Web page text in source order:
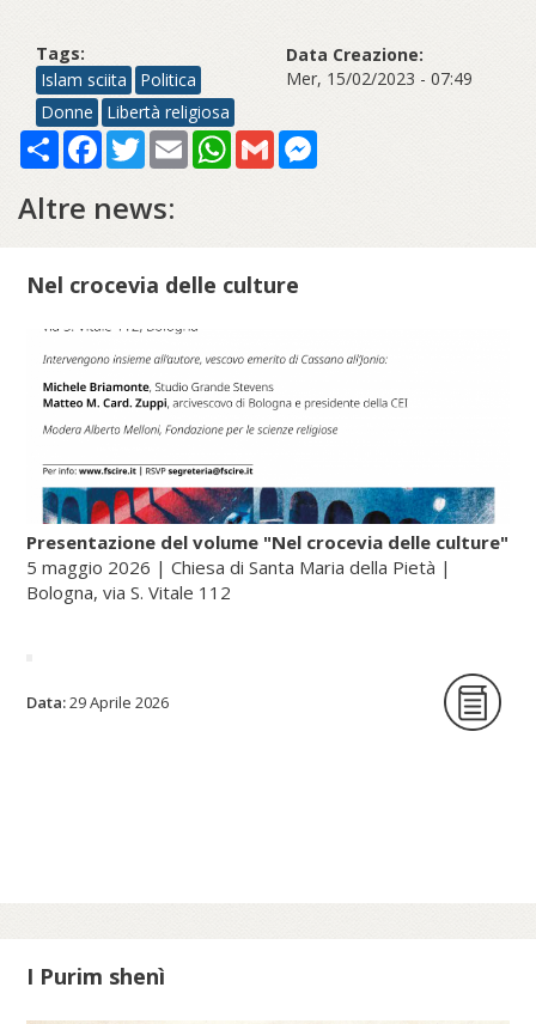
Tags:
Islam sciita
Politica
Donne
Libertà religiosa
Data Creazione:
Mer, 15/02/2023 - 07:49
Share Facebook
TwitterEmail WhatsApp
Gmail
Altre news:
Nel crocevia delle culture
Presentazione del volume "Nel crocevia delle culture"
5 maggio 2026 | Chiesa di Santa Maria della Pietà |
Bologna, via S. Vitale 112
lieta di ospitare la presentazione del
Data:29 Aprile 2026
I Purim shenì